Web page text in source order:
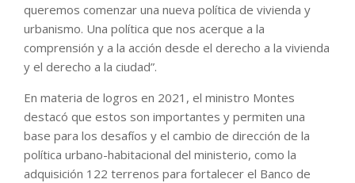
queremos comenzar una nueva política de vivienda y
urbanismo. Una política que nos acerque a la
comprensión y a la acción desde el derecho a la vivienda
y el derecho a la ciudad”.
En materia de logros en 2021, el ministro Montes
destacó que estos son importantes y permiten una
base para los desafíos y el cambio de dirección de la
política urbano-habitacional del ministerio, como la
adquisición 122 terrenos para fortalecer el Banco de